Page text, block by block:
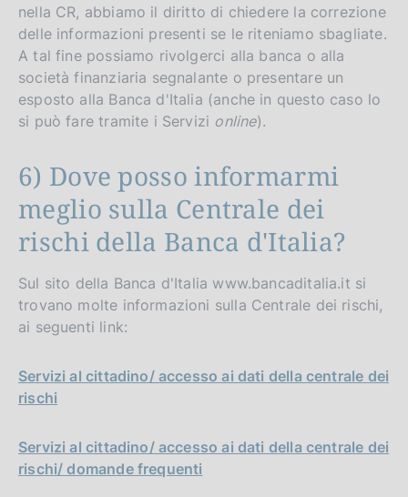
nella CR, abbiamo il diritto di chiedere la correzione
delle informazioni presenti se le riteniamo sbagliate.
A tal fine possiamo rivolgerci alla banca o alla
società finanziaria segnalante o presentare un
esposto alla Banca d'Italia (anche in questo caso lo
si può fare tramite i Servizi online).
6) Dove posso informarmi
meglio sulla Centrale dei
rischi della Banca d'Italia?
Sul sito della Banca d'Italia www.bancaditalia.it si
trovano molte informazioni sulla Centrale dei rischi,
ai seguenti link:
Servizi al cittadino/ accesso ai dati della centrale dei
rischi
Servizi al cittadino/ accesso ai dati della centrale dei
rischi/ domande frequenti